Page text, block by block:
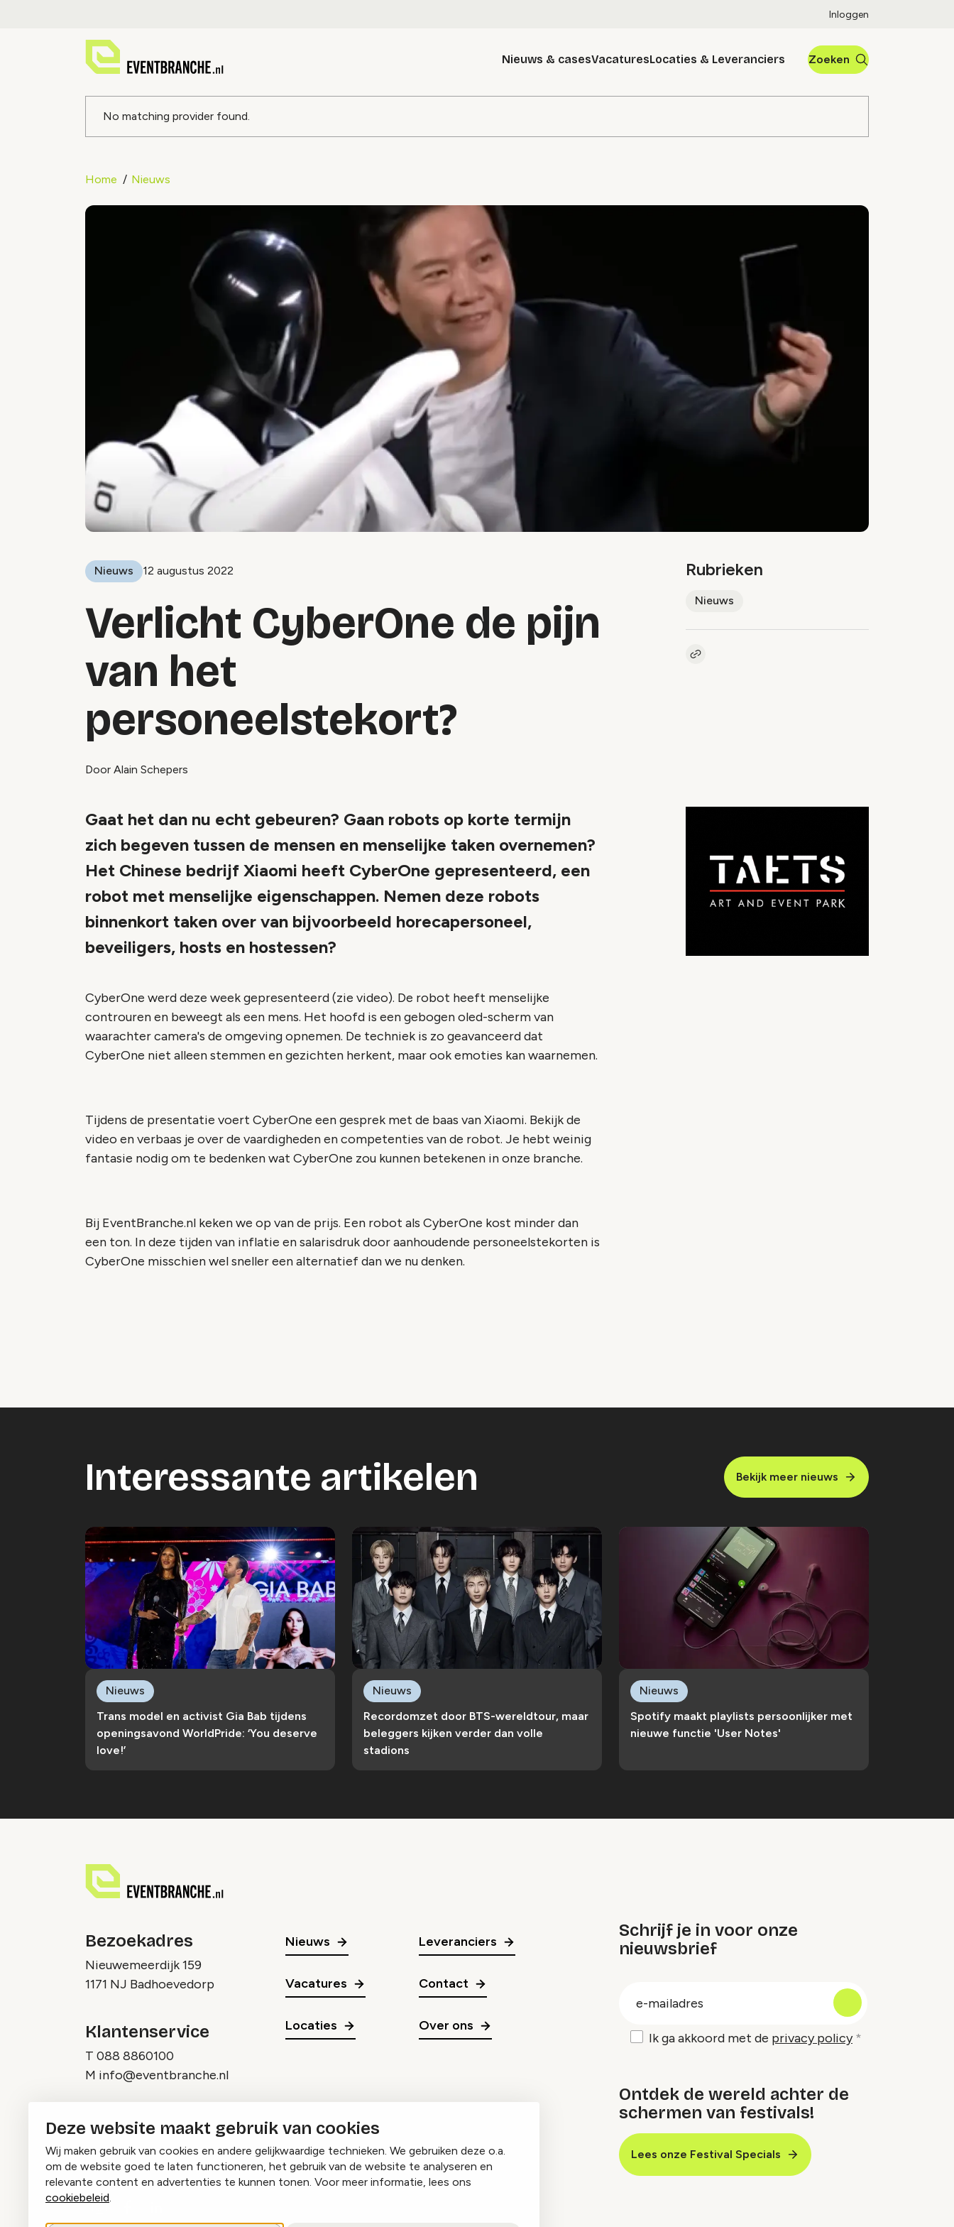
Deze website maakt gebruik van cookies
Wij maken gebruik van cookies en andere gelijkwaardige technieken. We gebruiken deze o.a.
om de website goed te laten functioneren, het gebruik van de website te analyseren en
relevante content en advertenties te kunnen tonen. Voor meer informatie, lees ons
cookiebeleid.
Inloggen
Nieuws & casesVacaturesLocaties & Leveranciers Zoeken
Foutmelding
No matching provider found.
Home Nieuws
Nieuws 12 augustus 2022
Verlicht CyberOne de pijn
van het
personeelstekort?
Door Alain Schepers
Rubrieken
Nieuws
Kopieer link naar artikel
Gaat het dan nu echt gebeuren? Gaan robots op korte termijn
zich begeven tussen de mensen en menselijke taken overnemen?
Het Chinese bedrijf Xiaomi heeft CyberOne gepresenteerd, een
robot met menselijke eigenschappen. Nemen deze robots
binnenkort taken over van bijvoorbeeld horecapersoneel,
beveiligers, hosts en hostessen?
CyberOne werd deze week gepresenteerd (zie video). De robot heeft menselijke
controuren en beweegt als een mens. Het hoofd is een gebogen oled-scherm van
waarachter camera's de omgeving opnemen. De techniek is zo geavanceerd dat
CyberOne niet alleen stemmen en gezichten herkent, maar ook emoties kan waarnemen.
Tijdens de presentatie voert CyberOne een gesprek met de baas van Xiaomi. Bekijk de
video en verbaas je over de vaardigheden en competenties van de robot. Je hebt weinig
fantasie nodig om te bedenken wat CyberOne zou kunnen betekenen in onze branche.
Bij EventBranche.nl keken we op van de prijs. Een robot als CyberOne kost minder dan
een ton. In deze tijden van inflatie en salarisdruk door aanhoudende personeelstekorten is
CyberOne misschien wel sneller een alternatief dan we nu denken.
Wijzig cookie instellingen
Interessante artikelen Bekijk meer nieuws
Trans model en activist Gia Bab tijdens
openingsavond WorldPride: ‘You deserve
love!’
Nieuws
Recordomzet door BTS-wereldtour, maar
beleggers kijken verder dan volle
stadions
Nieuws
Spotify maakt playlists persoonlijker met
nieuwe functie 'User Notes'
Nieuws
Bezoekadres
Nieuwemeerdijk 159
1171 NJ Badhoevedorp
Klantenservice
T 088 8860100
M info@eventbranche.nl
Nieuws
Vacatures
Locaties
Leveranciers
Contact
Over ons
Schrijf je in voor onze
nieuwsbrief
Ik ga akkoord met de privacy policy
Ontdek de wereld achter de
schermen van festivals!
Lees onze Festival Specials